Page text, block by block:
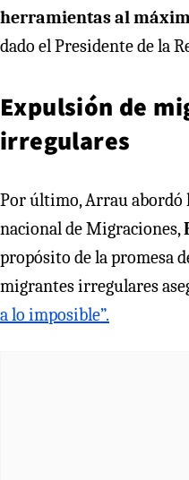
herramientas al
dado el Presidente de la
Expulsión de
irregulares
Por último, Arrau abordó
nacional de Migraciones,
propósito de la promesa
migrantes irregulares
a lo imposible”.